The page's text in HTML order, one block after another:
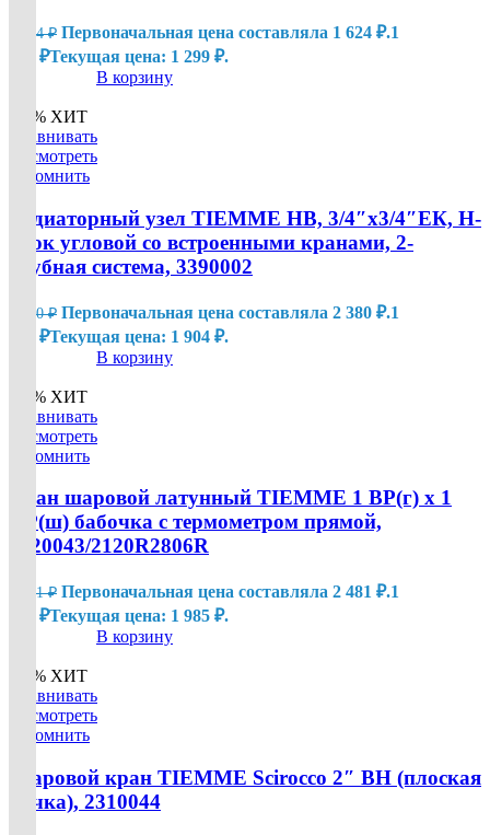
1 624₽ Первоначальная цена составляла 1 624 ₽.1
₽Текущая цена: 1 299 ₽.
В корзину
-20% ХИТ
Сравнивать
Посмотреть
Запомнить
Радиаторный узел TIEMME НВ, 3/4″х3/4″ЕК, H-
блок угловой со встроенными кранами, 2-
трубная система, 3390002
2 380₽ Первоначальная цена составляла 2 380 ₽.1
₽Текущая цена: 1 904 ₽.
В корзину
-20% ХИТ
Сравнивать
Посмотреть
Запомнить
Кран шаровой латунный TIEMME 1 ВР(г) х 1
НР(ш) бабочка с термометром прямой,
2120043/2120R2806R
2 481₽ Первоначальная цена составляла 2 481 ₽.1
₽Текущая цена: 1 985 ₽.
В корзину
-20% ХИТ
Сравнивать
Посмотреть
Запомнить
Шаровой кран TIEMME Scirocco 2″ ВН (плоская
ручка), 2310044